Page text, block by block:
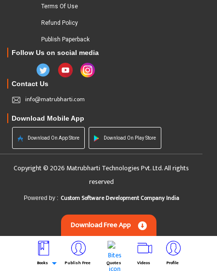
Terms Of Use
Refund Policy
Publish Paperback
Follow Us on social media
Contact Us
info@matrubharti.com
Download Mobile App
Download On App Store Download On Play Store
Copyright © 2026 Matrubharti Technologies Pvt. Ltd. All rights
reserved
Powered by : Custom Software Development Company India
Download Free App
Books Publish Free Quotes Videos Profile